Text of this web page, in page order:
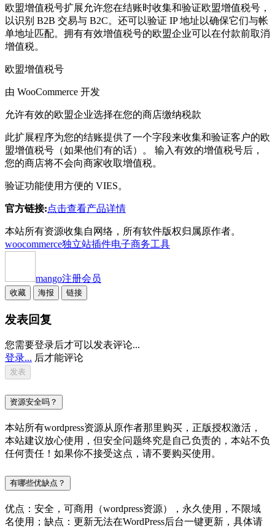
欧盟增值税号扩展允许您在结账时收集和验证欧盟增值税号，
以识别 B2B 交易与 B2C。还可以验证 IP 地址以确保它们与帐
单地址匹配。拥有有效增值税号的欧盟企业可以在付款前取消
增值税。
欧盟增值税号
由 WooCommerce 开发
允许有效的欧盟企业选择在您的商店缴纳税款
此扩展程序为您的结账提供了一个字段来收集和验证客户的欧
盟增值税号（如果他们有的话）。 输入有效的增值税号后，
您的商店将不会向商家收取增值税。
验证功能使用方便的 VIES。
官方链接:点击查看产品详情
本站所有资源收集自网络，所有软件版权归属原作者。
woocommerce独立站插件电子商务工具
mango注册会员
收藏 海报 链接
发表回复
您需要登录后才可以发表评论...
登录... 后才能评论
资源安全吗？
本站所有wordpress资源从原作者那里购买，正版授权激活，
本站建议放心使用，但安全问题终究是自己负责的，本站不负
任何责任！如果你不接受这点，请不要购买使用。
有哪些优缺点？
优点：安全，可商用（wordpress资源），永久使用，不限域
名使用；缺点：更新无法在WordPress后台一键更新，具体请